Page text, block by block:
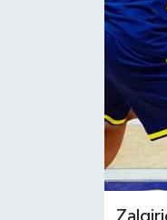
Magazin
Otomobil
Politika
Resmî ilanlar